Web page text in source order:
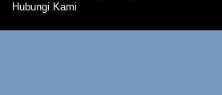
Hubungi Kami